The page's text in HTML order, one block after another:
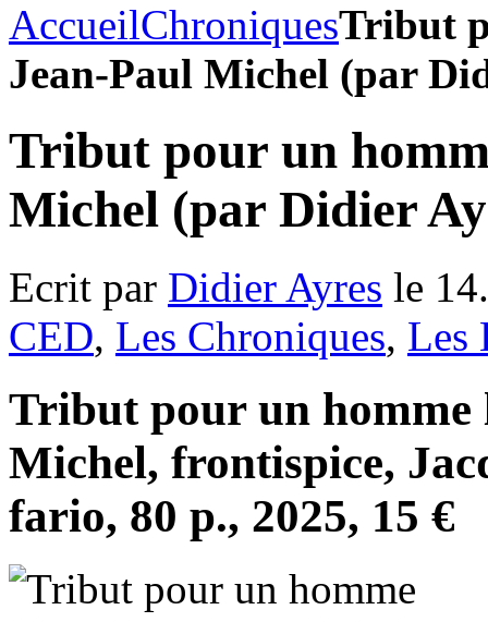
AccueilChroniquesTribut
Jean-Paul Michel (par
Tribut pour un
Michel (par Didier
Ecrit par Didier Ayres le
CED, Les Chroniques, Les
Tribut pour un homme
Michel, frontispice,
fario, 80 p., 2025, 15 €